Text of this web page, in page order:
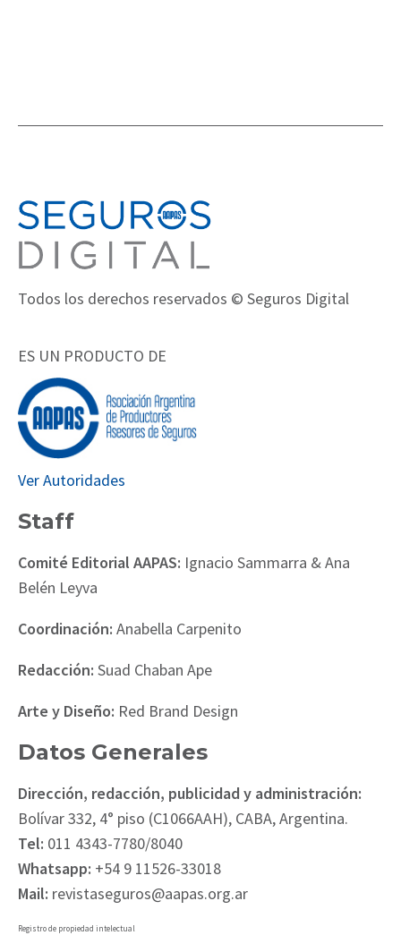
Todos los derechos reservados © Seguros Digital
ES UN PRODUCTO DE
Ver Autoridades
Staff
Comité Editorial AAPAS: Ignacio Sammarra & Ana
Belén Leyva
Coordinación: Anabella Carpenito
Redacción: Suad Chaban Ape
Arte y Diseño: Red Brand Design
Datos Generales
Dirección, redacción, publicidad y administración:
Bolívar 332, 4° piso (C1066AAH), CABA, Argentina.
Tel: 011 4343-7780/8040
Whatsapp: +54 9 11526-33018
Mail: revistaseguros@aapas.org.ar
Registro de propiedad intelectual